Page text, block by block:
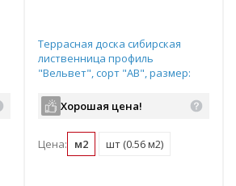
Террасная доска сибирская
лиственница профиль
"Вельвет", сорт "АВ", размер:
Хорошая цена!
Цена: м2 шт (0.56 м2)